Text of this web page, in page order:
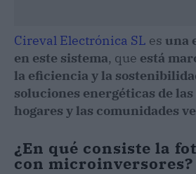
Cireval Electrónica SL es una
en este sistema, que está
la eficiencia y la
soluciones energéticas de
hogares y las comunidades
¿En qué consiste la
con microinversores?